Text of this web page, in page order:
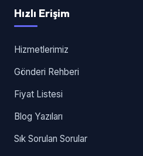
Hızlı Erişim
Hizmetlerimiz
Gönderi Rehberi
Fiyat Listesi
Blog Yazıları
Sık Sorulan Sorular